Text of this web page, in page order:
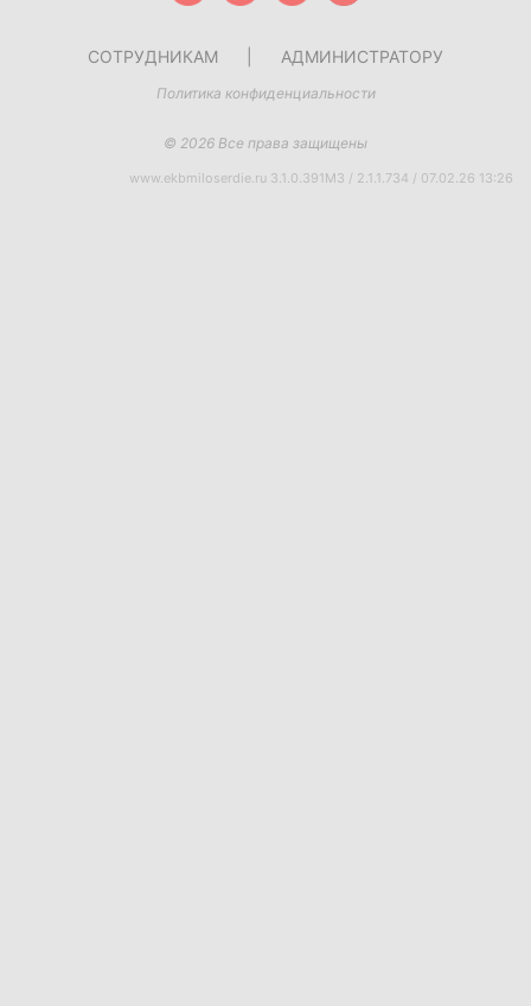
СОТРУДНИКАМ АДМИНИСТРАТОРУ
Политика конфиденциальности
© 2026 Все права защищены
www.ekbmiloserdie.ru 3.1.0.391M3 / 2.1.1.734 / 07.02.26 13:26